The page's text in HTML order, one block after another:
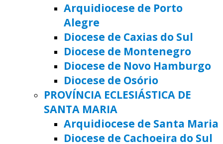
Arquidiocese de Porto
Alegre
Diocese de Caxias do Sul
Diocese de Montenegro
Diocese de Novo Hamburgo
Diocese de Osório
PROVÍNCIA ECLESIÁSTICA DE
SANTA MARIA
Arquidiocese de Santa Maria
Diocese de Cachoeira do Sul